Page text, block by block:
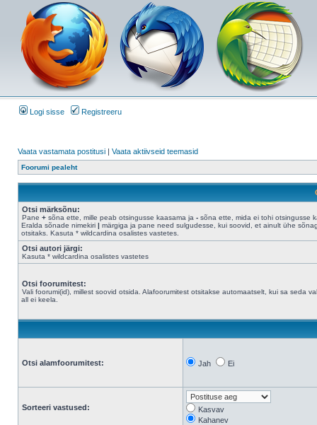
Logi sisse Registreeru
Vaata vastamata postitusi | Vaata aktiivseid teemasid
Foorumi pealeht
Otsi märksõnu:
Pane + sõna ette, mille peab otsingusse kaasama ja - sõna ette, mida ei tohi otsingusse
Eralda sõnade nimekiri | märgiga ja pane need sulgudesse, kui soovid, et ainult ühe
otsitaks. Kasuta * wildcardina osalistes vastetes.
Otsi autori järgi:
Kasuta * wildcardina osalistes vastetes
Otsi foorumitest:
Vali foorumi(id), millest soovid otsida. Alafoorumitest otsitakse automaatselt, kui sa seda
all ei keela.
Otsi alamfoorumitest: Jah Ei
Sorteeri vastused:
Kasvav
Kahanev